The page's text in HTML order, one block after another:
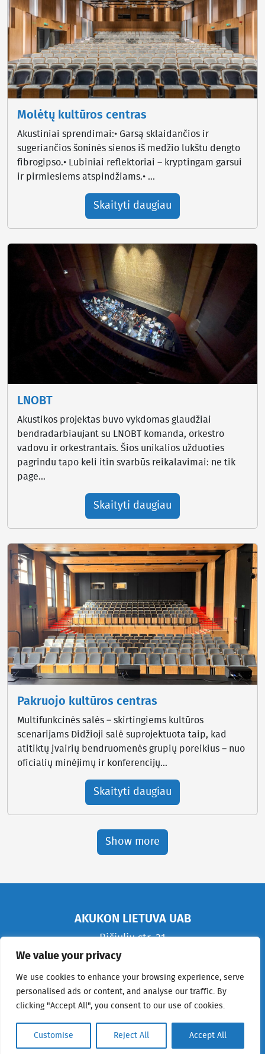
We value your privacy
We use cookies to enhance your browsing experience, serve
personalised ads or content, and analyse our traffic. By
clicking "Accept All", you consent to our use of cookies.
Customise Reject All Accept All
Molėtų kultūros centras
Akustiniai sprendimai:• Garsą sklaidančios ir
sugeriančios šoninės sienos iš medžio lukštu dengto
fibrogipso.• Lubiniai reflektoriai – kryptingam garsui
ir pirmiesiems atspindžiams.• ...
Skaityti daugiau
LNOBT
Akustikos projektas buvo vykdomas glaudžiai
bendradarbiaujant su LNOBT komanda, orkestro
vadovu ir orkestrantais. Šios unikalios užduoties
pagrindu tapo keli itin svarbūs reikalavimai: ne tik
page...
Skaityti daugiau
Pakruojo kultūros centras
Multifunkcinės salės – skirtingiems kultūros
scenarijams Didžioji salė suprojektuota taip, kad
atitiktų įvairių bendruomenės grupių poreikius – nuo
oficialių minėjimų ir konferencijų...
Skaityti daugiau
Show more
AKUKON LIETUVA UAB
Bičiulių str. 31
Bukiškis, LT-14182
Tel +370-699-23661